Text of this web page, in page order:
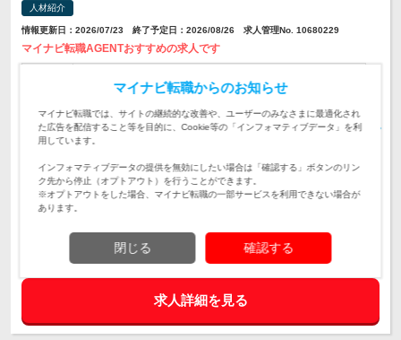
人材紹介
情報更新日：2026/07/23 終了予定日：2026/08/26 求人管理No. 10680229
マイナビ転職AGENTおすすめの求人です
応）/年間休日120日
対象と
【必須要件】 ・インドネシア語での会話が可能なこと ・ワー
ド・エクセル基本操作 ※日本語を母国語としない方は日本語
勤務地
岡山県
350～415万円
求人詳細を見る
マイナビ転職からのお知らせ
マイナビ転職では、サイトの継続的な改善や、ユーザーのみなさまに最適化され
た広告を配信すること等を目的に、Cookie等の「インフォマティブデータ」を利
用しています。
インフォマティブデータの提供を無効にしたい場合は「確認する」ボタンのリン
ク先から停止（オプトアウト）を行うことができます。
※オプトアウトをした場合、マイナビ転職の一部サービスを利用できない場合が
あります。
閉じる 確認する